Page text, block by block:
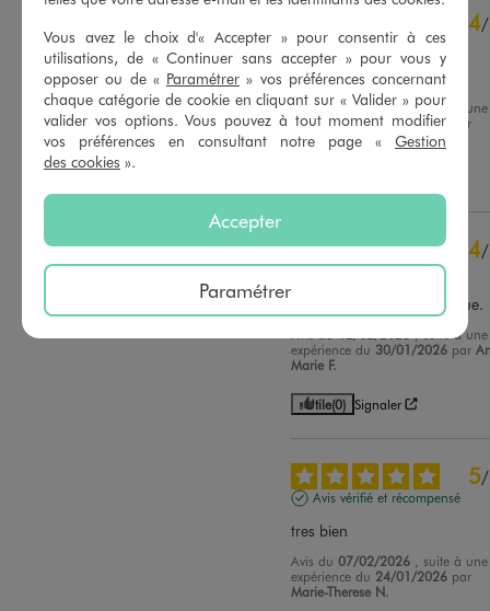
3étoiles
0
1étoile 0
Trier les avis
4/
Avis vérifié et récompensé
faudrait faire plus grand
Avis du 20/02/2026 , suite à une
expérience du05/01/2026
par
Isabelle C.
4/
Avis vérifié et récompensé
sac-assez-grand-et-pratique.
, suite à une
expérience du 30/01/2026 par
Marie F.
Utile(0) Signaler
5/
Avis vérifié et récompensé
tres bien
Avis du07/02/2026
, suite à une
expérience du 24/01/2026 par
Marie-Therese N.
Vous avez le choix d'« Accepter » pour consentir à ces
utilisations, de « Continuer sans accepter » pour vous y
opposer ou de « Paramétrer » vos préférences concernant
chaque catégorie de cookie en cliquant sur « Valider » pour
valider vos options. Vous pouvez à tout moment modifier
vos préférences en consultant notre page « Gestion
des cookies ».
Accepter
Paramétrer